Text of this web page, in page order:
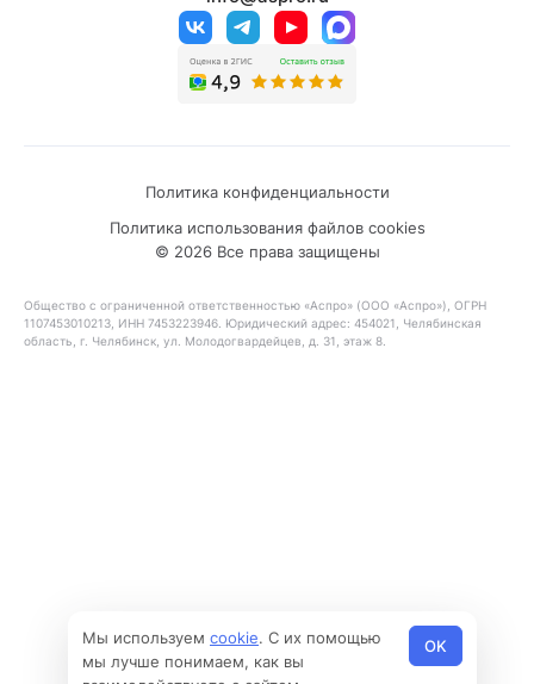
© 2026 Все права защищены
Политика конфиденциальности
Политика использования файлов cookies
Общество с ограниченной ответственностью «Аспро» (ООО «Аспро»), ОГРН
1107453010213, ИНН 7453223946. Юридический адрес: 454021, Челябинская
область, г. Челябинск, ул. Молодогвардейцев, д. 31, этаж 8.
Мы используем cookie. С их помощью
мы лучше понимаем, как вы
OK